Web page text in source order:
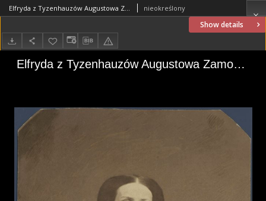
Show details
Elfryda z Tyzenhauzów Augustowa Zamoyska (1825–1873) nieokreślony